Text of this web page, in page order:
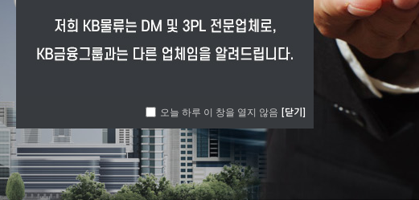
오늘 하루 이 창을 열지 않음 [닫기]